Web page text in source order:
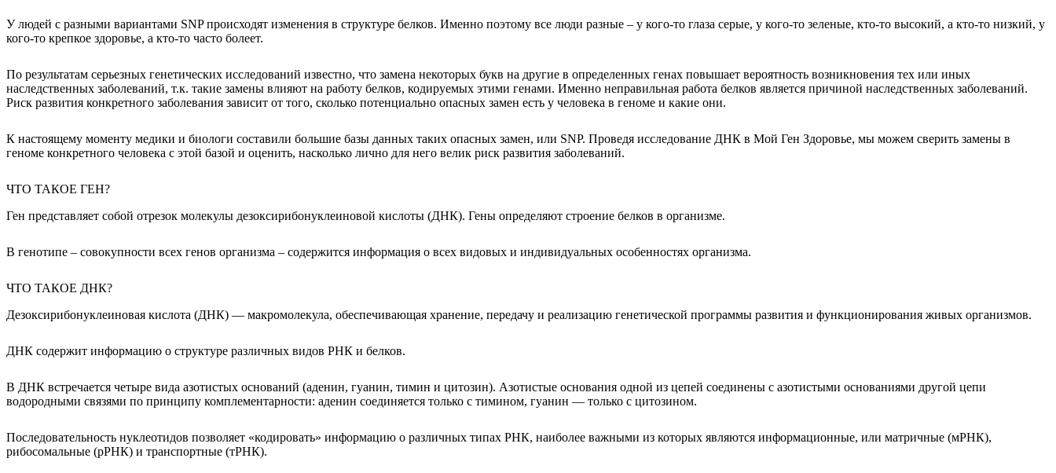
У людей с разными вариантами SNP происходят изменения в структуре белков. Именно поэтому все люди разные – у кого-то глаза серые, у кого-то зеленые, кто-то высокий, а кто-то низкий, у
кого-то крепкое здоровье, а кто-то часто болеет.
По результатам серьезных генетических исследований известно, что замена некоторых букв на другие в определенных генах повышает вероятность возникновения тех или иных
наследственных заболеваний, т.к. такие замены влияют на работу белков, кодируемых этими генами. Именно неправильная работа белков является причиной наследственных заболеваний.
Риск развития конкретного заболевания зависит от того, сколько потенциально опасных замен есть у человека в геноме и какие они.
К настоящему моменту медики и биологи составили большие базы данных таких опасных замен, или SNP. Проведя исследование ДНК в Мой Ген Здоровье, мы можем сверить замены в
геноме конкретного человека с этой базой и оценить, насколько лично для него велик риск развития заболеваний.
ЧТО ТАКОЕ ГЕН?
Ген представляет собой отрезок молекулы дезоксирибонуклеиновой кислоты (ДНК). Гены определяют строение белков в организме.
В генотипе – совокупности всех генов организма – содержится информация о всех видовых и индивидуальных особенностях организма.
ЧТО ТАКОЕ ДНК?
Дезоксирибонуклеиновая кислота (ДНК) — макромолекула, обеспечивающая хранение, передачу и реализацию генетической программы развития и функционирования живых организмов.
ДНК содержит информацию о структуре различных видов РНК и белков.
В ДНК встречается четыре вида азотистых оснований (аденин, гуанин, тимин и цитозин). Азотистые основания одной из цепей соединены с азотистыми основаниями другой цепи
водородными связями по принципу комплементарности: аденин соединяется только с тимином, гуанин — только с цитозином.
Последовательность нуклеотидов позволяет «кодировать» информацию о различных типах РНК, наиболее важными из которых являются информационные, или матричные (мРНК),
рибосомальные (рРНК) и транспортные (тРНК).